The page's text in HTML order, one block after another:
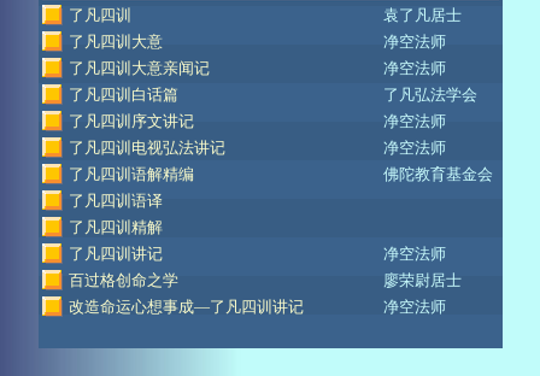
了凡四训
袁了凡居士
了凡四训大意
净空法师
了凡四训大意亲闻记
净空法师
了凡四训白话篇
了凡弘法学会
了凡四训序文讲记
净空法师
了凡四训电视弘法讲记
净空法师
了凡四训语解精编
佛陀教育基金会
了凡四训语译
了凡四训精解
了凡四训讲记
净空法师
百过格创命之学
廖荣尉居士
改造命运心想事成—了凡四训讲记
净空法师